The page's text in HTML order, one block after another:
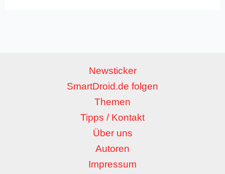
Newsticker
SmartDroid.de folgen
Themen
Tipps / Kontakt
Über uns
Autoren
Impressum